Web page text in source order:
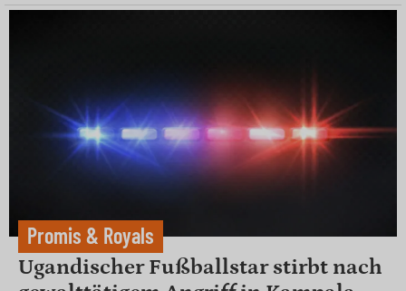
Promis & Royals
Ugandischer Fußballstar stirbt nach